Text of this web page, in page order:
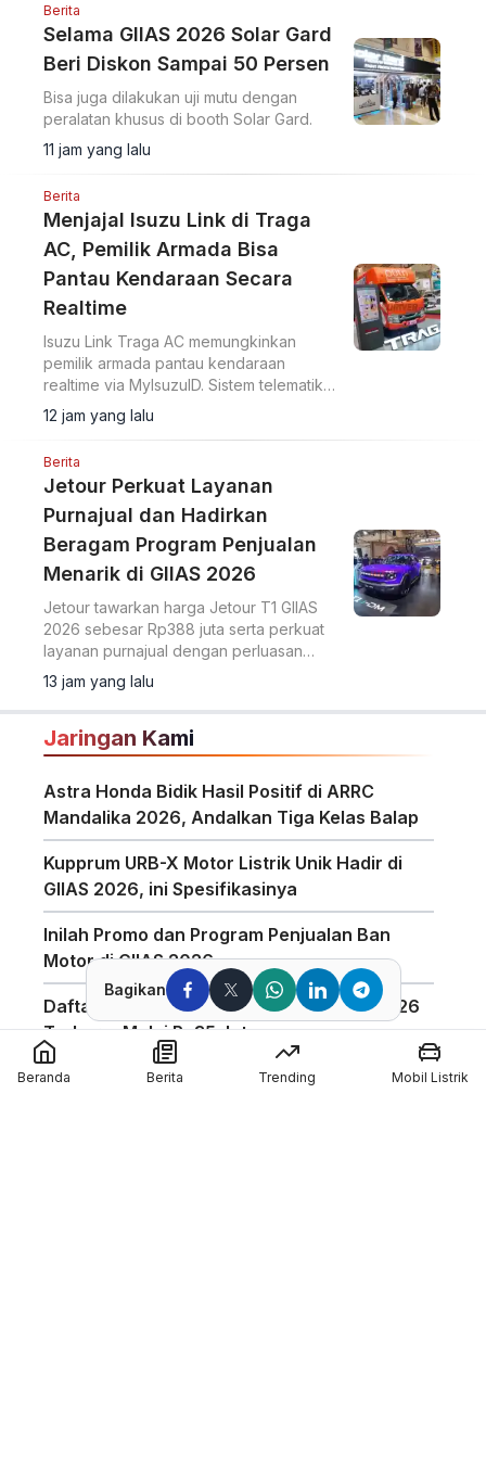
Berita
Selama GIIAS 2026 Solar Gard
Beri Diskon Sampai 50 Persen
Bisa juga dilakukan uji mutu dengan
peralatan khusus di booth Solar Gard.
11 jam yang lalu
Berita
Menjajal Isuzu Link di Traga
AC, Pemilik Armada Bisa
Pantau Kendaraan Secara
Realtime
Isuzu Link Traga AC memungkinkan
pemilik armada pantau kendaraan
realtime via MyIsuzuID. Sistem telematika
ini pantau lokasi, kecepatan, dan
operasional kendaraan.
12 jam yang lalu
Berita
Jetour Perkuat Layanan
Purnajual dan Hadirkan
Beragam Program Penjualan
Menarik di GIIAS 2026
Jetour tawarkan harga Jetour T1 GIIAS
2026 sebesar Rp388 juta serta perkuat
layanan purnajual dengan perluasan
jaringan dealer hingga 40 showroom di
GIIAS 2026.
13 jam yang lalu
Jaringan Kami
Astra Honda Bidik Hasil Positif di ARRC
Mandalika 2026, Andalkan Tiga Kelas Balap
Kupprum URB-X Motor Listrik Unik Hadir di
GIIAS 2026, ini Spesifikasinya
Inilah Promo dan Program Penjualan Ban
Motor di GIIAS 2026
Daftar Harga Honda PCX 160 Agustus 2026
Terbaru, Mulai Rp35 Jutaan
Penggunaan Boost Charge ALVA Naik Tajam,
Bagikan
Beranda Berita Trending Mobil Listrik